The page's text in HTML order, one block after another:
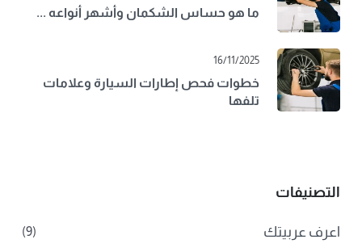
ما هو حساس الشكمان وأشهر أنواعه ...
16/11/2025
خطوات فحص إطارات السيارة وعلامات
تلفها
التصنيفات
اعرف عربيتك (9)